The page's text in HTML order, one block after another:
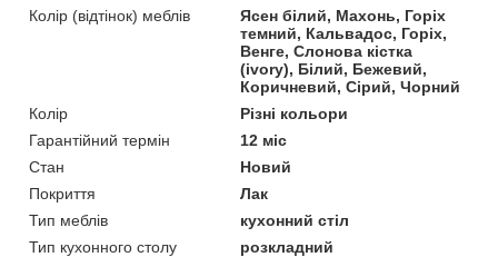
Колір (відтінок) меблів
Ясен білий, Махонь, Горіх
темний, Кальвадос, Горіх,
Венге, Слонова кістка
(ivory), Білий, Бежевий,
Коричневий, Сірий, Чорний
Колір
Різні кольори
Гарантійний термін
12 міс
Стан
Новий
Покриття
Лак
Тип меблів
кухонний стіл
Тип кухонного столу
розкладний